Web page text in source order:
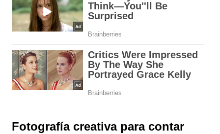
Fotografía creativa para contar